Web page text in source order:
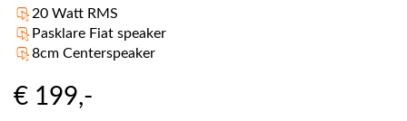
20 Watt RMS
Pasklare Fiat speaker
8cm Centerspeaker
€ 199,-